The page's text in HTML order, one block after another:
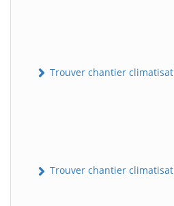
Trouver chantier
Trouver chantier